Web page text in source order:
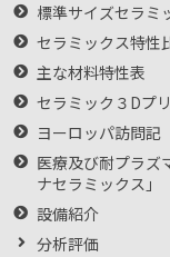
標準サイズセラミ
セラミックス特性
主な材料特性表
セラミック３Dプ
ヨーロッパ訪問記
医療及び耐プラズ
ナセラミックス」
設備紹介
分析評価